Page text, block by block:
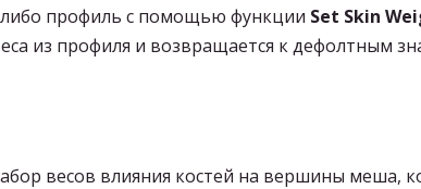
профиль с помощью функции Set Skin
из профиля и возвращается к дефолтным
весов влияния костей на вершины меша,